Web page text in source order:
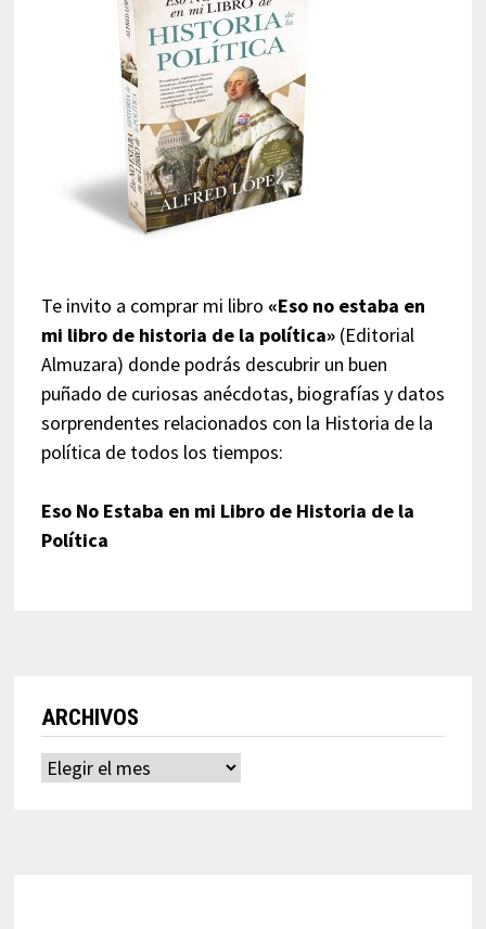
Te invito a comprar mi libro «Eso no estaba en
mi libro de historia de la política»(Editorial
Almuzara) donde podrás descubrir un buen
puñado de curiosas anécdotas, biografías y datos
sorprendentes relacionados con la Historia de la
política de todos los tiempos:
Eso No Estaba en mi Libro de Historia de la
Política
ARCHIVOS
Archivos